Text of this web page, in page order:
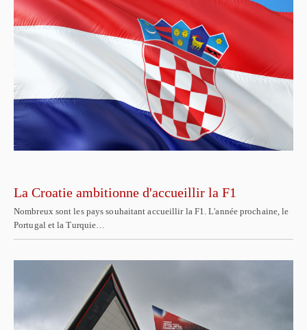
La Croatie ambitionne d'accueillir la F1
Nombreux sont les pays souhaitant accueillir la F1. L'année prochaine, le
Portugal et la Turquie…